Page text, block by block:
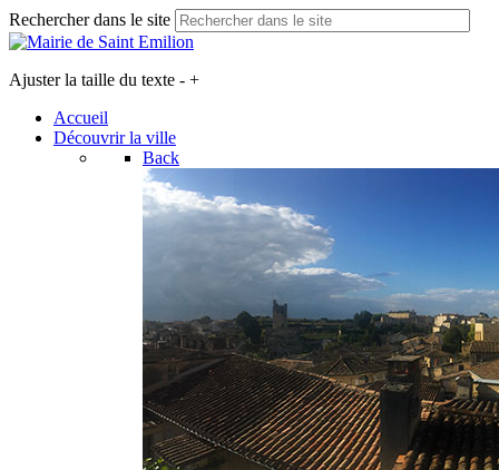
Rechercher dans le site
Ajuster la taille du texte - +
Accueil
Découvrir la ville
Back